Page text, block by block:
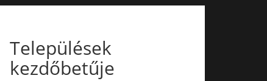
Települések
kezdőbetűje